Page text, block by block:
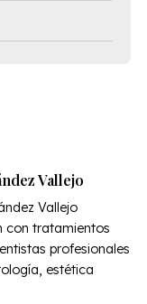
Vallejo
Vallejo
con tratamientos
profesionales
estética